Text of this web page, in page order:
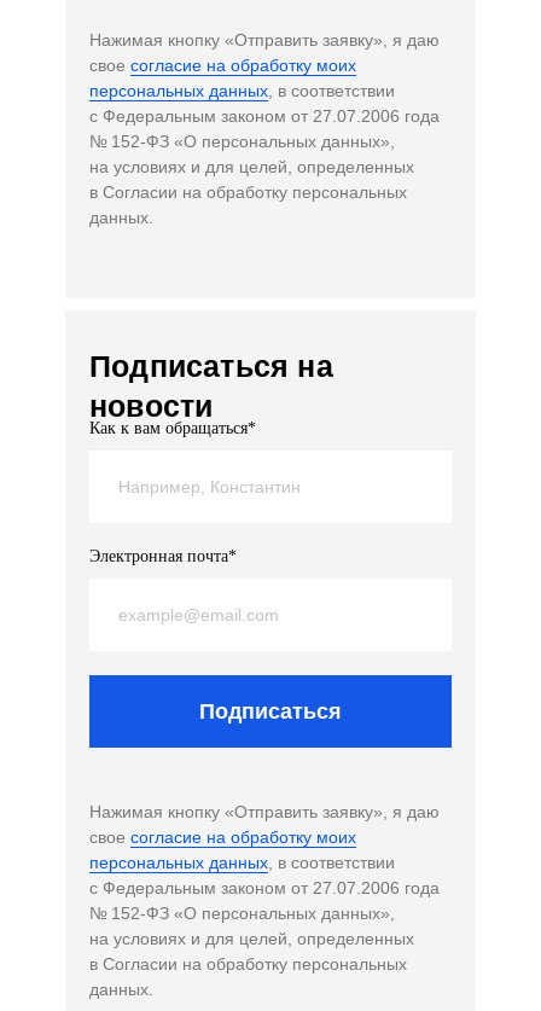
Нажимая кнопку «Отправить заявку», я даю
свое согласие на обработку моих
персональных данных , в соответствии
с Федеральным законом от 27.07.2006 года
№ 152-ФЗ «О персональных данных»,
на условиях и для целей, определенных
в Согласии на обработку персональных
данных.
Подписаться на
новости
Как к вам обращаться*
Электронная почта*
Подписаться
Нажимая кнопку «Отправить заявку», я даю
свое согласие на обработку моих
персональных данных , в соответствии
с Федеральным законом от 27.07.2006 года
№ 152-ФЗ «О персональных данных»,
на условиях и для целей, определенных
в Согласии на обработку персональных
данных.